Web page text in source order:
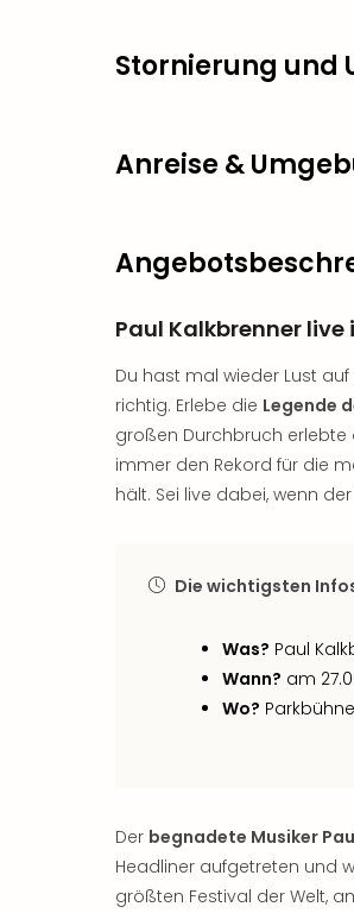
Stornierung und
Anreise &
Paul Kalkbrenner live
Du hast mal wieder Lust
richtig. Erlebe die Legende
großen Durchbruch erlebte
immer den Rekord für die
hält. Sei live dabei, wenn
Die wichtigsten
Was? Paul
Wann? am
Wo?
Der begnadete Musiker
Headliner aufgetreten und
größten Festival der Welt,